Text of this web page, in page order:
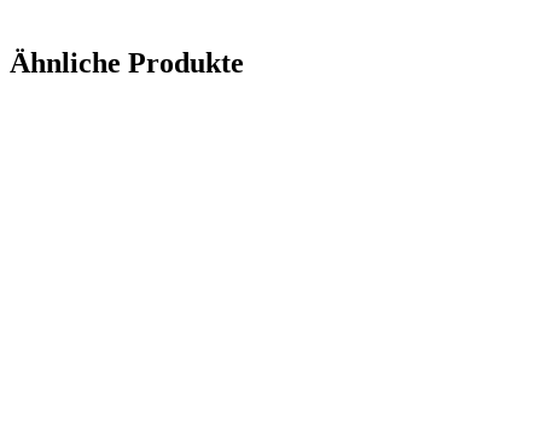
Ähnliche Produkte